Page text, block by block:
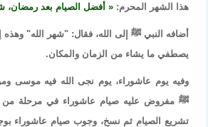
هذا الشهر المحرم: أفضل الصيام بعد رمضان،
أضافه النبي ﷺ إلى الله، فقال: "شهر الله" وهذه
يصطفي ما يشاء من الزمان والمكان.
وفيه يوم عاشوراء، يوم نجى الله فيه موسى
ﷺ مفروض عليه صيام عاشوراء في مرحلة من
تشريع الصيام ثم نسخ، وجوب صيام عاشوراء